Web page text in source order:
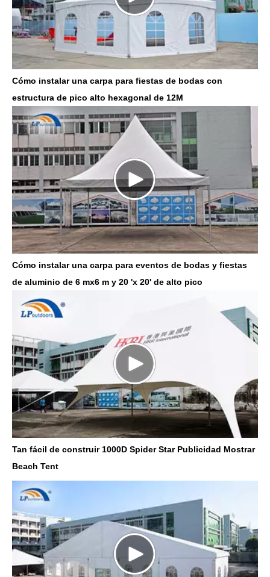
Cómo instalar una carpa para fiestas de bodas con
estructura de pico alto hexagonal de 12M
Cómo instalar una carpa para eventos de bodas y fiestas
de aluminio de 6 mx6 m y 20 'x 20' de alto pico
Tan fácil de construir 1000D Spider Star Publicidad Mostrar
Beach Tent